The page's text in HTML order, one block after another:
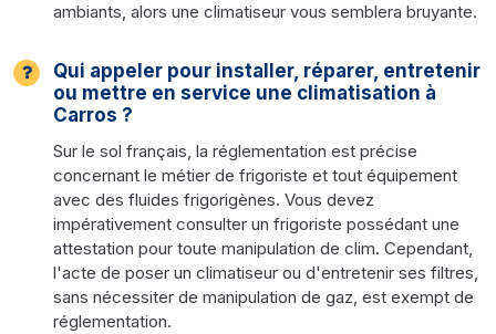
ambiants, alors une climatiseur vous semblera bruyante.
Qui appeler pour installer, réparer, entretenir
ou mettre en service une climatisation à
Carros ?
Sur le sol français, la réglementation est précise
concernant le métier de frigoriste et tout équipement
avec des fluides frigorigènes. Vous devez
impérativement consulter un frigoriste possédant une
attestation pour toute manipulation de clim. Cependant,
l'acte de poser un climatiseur ou d'entretenir ses filtres,
sans nécessiter de manipulation de gaz, est exempt de
réglementation.